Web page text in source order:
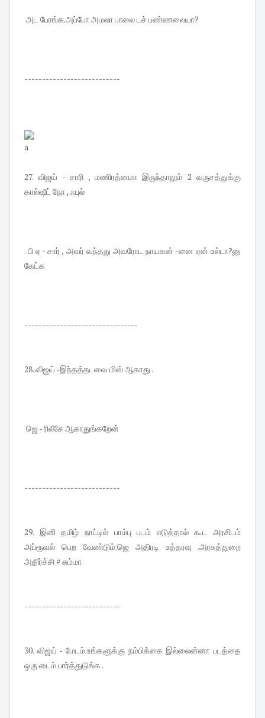
அட போங்க.அப்போ அமலா பாலை டச் பண்ணலையா?
---------------------------
a
27. விஜய் - சாரி , மணிரத்னமா இருந்தாலும் 2 வருசத்துக்கு
கால்ஷீட் நோ , ஃபுல்
. பி ஏ - சார் , அவர் வந்தது அவரோட நாயகன் -னை ஏன் உல்டா?னு
கேட்க
--------------------------------
28. விஜய் -இந்தத்தடவை மிஸ் ஆகாது .
ஜெ - ரிலீசே ஆகாதுங்கறேன்
---------------------------
29. இனி தமிழ் நாட்டில் பாம்பு படம் எடுத்தால் கூட அரசிடம்
அப்ரூவல் பெற வேண்டும்.ஜெ அதிரடி உத்தரவு .அரசுத்துறை
அதிர்ச்சி # சும்மா
---------------------------
30. விஜய் - மேடம்.உங்களுக்கு நம்பிக்கை இல்லைன்னா படத்தை
ஒரு டைம் பார்த்துடுங்க .